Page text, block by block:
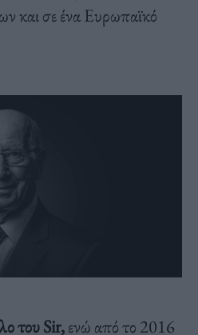
και σε ένα Ευρωπαϊκό
του Sir,ενώ από το 2016